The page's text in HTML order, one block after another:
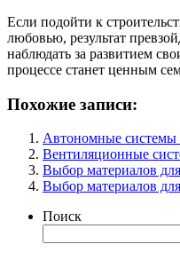
Если подойти к
любовью, результат
наблюдать за развитием
процессе станет ценным
Похожие записи:
Автономные системы
Вентиляционные
Выбор материалов
Выбор материалов
Поиск